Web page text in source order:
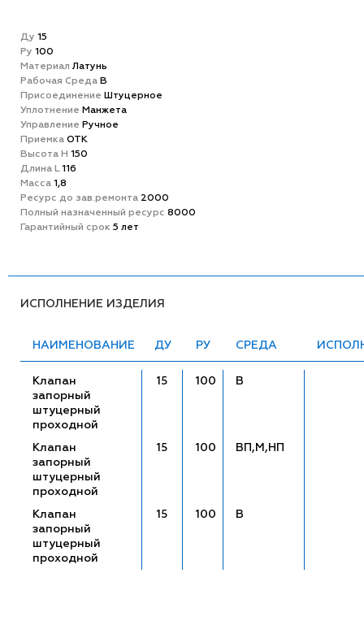
Ду 15
Ру 100
МатeриалЛатунь
Рабочая Среда В
Присоединение Штуцерное
Уплотнение Манжета
Управление Ручное
Приемка ОТК
Высота H 150
Длина L116
Масса 1,8
Ресурс до зав.ремонта 2000
Полный назначенный ресурс 8000
Гарантийный срок 5 лет
ИСПОЛНЕНИЕ ИЗДЕЛИЯ
НАИМЕНОВАНИЕ ДУ РУ СРЕДА
Клапан
запорный
штуцерный
проходной
15 100 В
Клапан
запорный
штуцерный
проходной
15 100 ВП,М,НП
Клапан
запорный
штуцерный
проходной
15 100 В